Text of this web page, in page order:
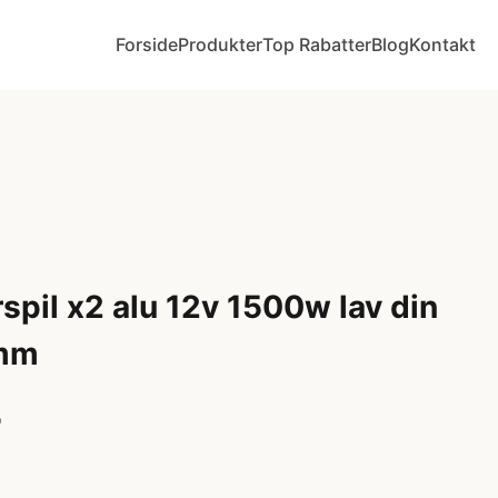
ForsideProdukterTop RabatterBlogKontakt
x2 alu 12v 1500w lav din